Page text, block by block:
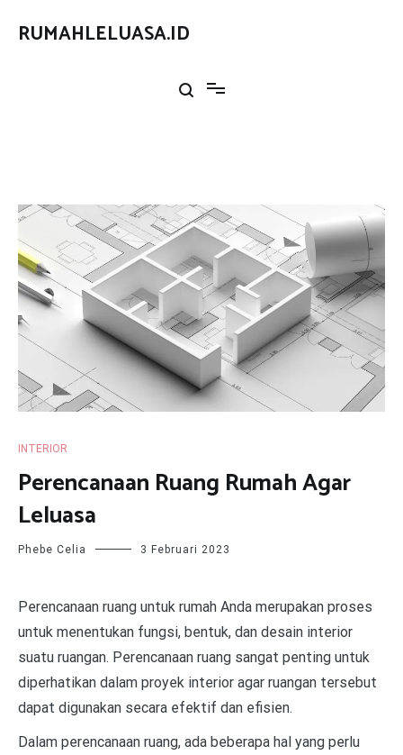
kontenRUMAHLELUASA.ID
INTERIOR
Perencanaan Ruang Rumah Agar
Leluasa
Phebe Celia 3 Februari 2023
Perencanaan ruang untuk rumah Anda merupakan proses
untuk menentukan fungsi, bentuk, dan desain interior
suatu ruangan. Perencanaan ruang sangat penting untuk
diperhatikan dalam proyek interior agar ruangan tersebut
dapat digunakan secara efektif dan efisien.
Dalam perencanaan ruang, ada beberapa hal yang perlu